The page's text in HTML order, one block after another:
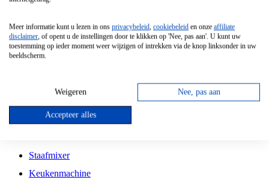
Vrijstaande Magnetron
Vrijstaande Kookplaat
Inbouw Gaskookplaat
Inbouw Keramische Kookplaat
Kookplaat Accessoires
Staafmixer
Keukenmachine
Meer informatie kunt u lezen in ons privacybeleid, cookiebeleid en onze affiliate
disclaimer, of opent u de instellingen door te klikken op 'Nee, pas aan'. U kunt uw
toestemming op ieder moment weer wijzigen of intrekken via de knop linksonder in uw
beeldscherm.
Weigeren Nee, pas aan
Accepteer alles